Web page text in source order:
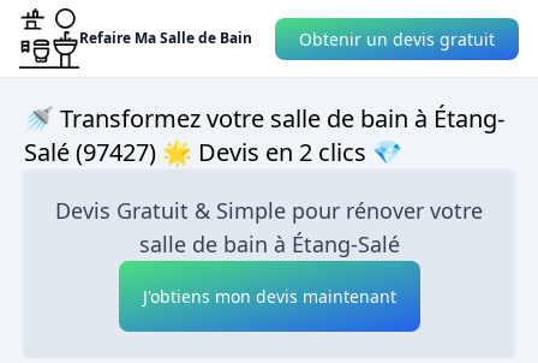
Refaire Ma Salle de Bain Obtenir un devis gratuit
🚿 Transformez votre salle de bain à Étang-
Salé (97427) 🌟 Devis en 2 clics 💎
Devis Gratuit & Simple pour rénover votre
salle de bain à Étang-Salé
J'obtiens mon devis maintenant